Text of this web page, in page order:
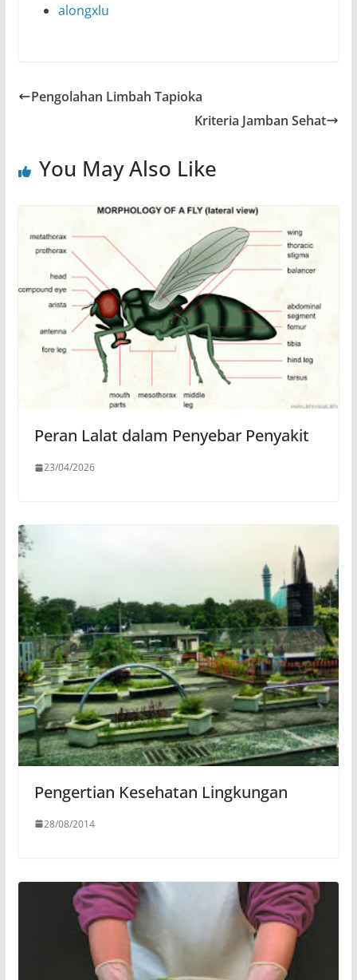
alongxlu
Pengolahan Limbah Tapioka
Kriteria Jamban Sehat
You May Also Like
Peran Lalat dalam Penyebar Penyakit
23/04/2026
Pengertian Kesehatan Lingkungan
28/08/2014